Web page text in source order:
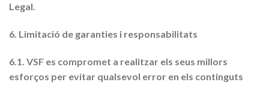
Legal.
6. Limitació de garanties i responsabilitats
6.1. VSF es compromet a realitzar els seus millors
esforços per evitar qualsevol error en els continguts